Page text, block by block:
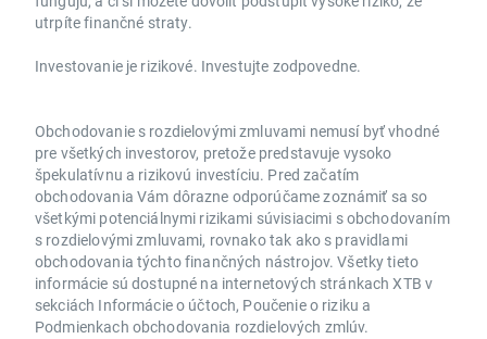
utrpíte finančné straty.
Investovanie je rizikové. Investujte zodpovedne.
Obchodovanie s rozdielovými zmluvami nemusí byť vhodné
pre všetkých investorov, pretože predstavuje vysoko
špekulatívnu a rizikovú investíciu. Pred začatím
obchodovania Vám dôrazne odporúčame zoznámiť sa so
všetkými potenciálnymi rizikami súvisiacimi s obchodovaním
s rozdielovými zmluvami, rovnako tak ako s pravidlami
obchodovania týchto finančných nástrojov. Všetky tieto
informácie sú dostupné na internetových stránkach XTB v
sekciách Informácie o účtoch, Poučenie o riziku a
Podmienkach obchodovania rozdielových zmlúv.